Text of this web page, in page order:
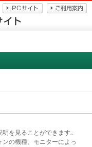
を見ることができます｡
の機種、モニターによっ